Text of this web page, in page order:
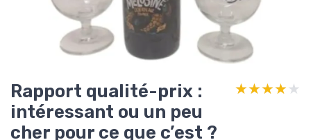
Rapport qualité-prix :
intéressant ou un peu
cher pour ce que c’est ?
★★★★★
★★★★★